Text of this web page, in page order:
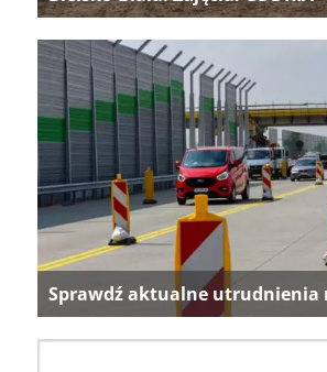
Sprawdź aktualne utrudnienia